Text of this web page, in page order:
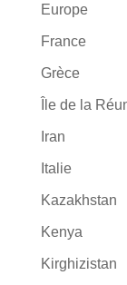
Europe
France
Grèce
Île de la
Iran
Italie
Kazakhstan
Kenya
Kirghizistan